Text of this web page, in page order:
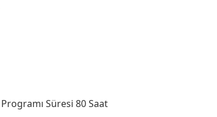
Süresi 80 Saat